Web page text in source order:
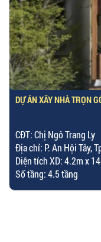
DỰ ÁN XÂY NHÀ TRỌN
CĐT: Chị Ngô Trang Ly
Địa chỉ: P. An Hội Tây,
Diện tích XD: 4.2m x
Số tầng: 4.5 tầng